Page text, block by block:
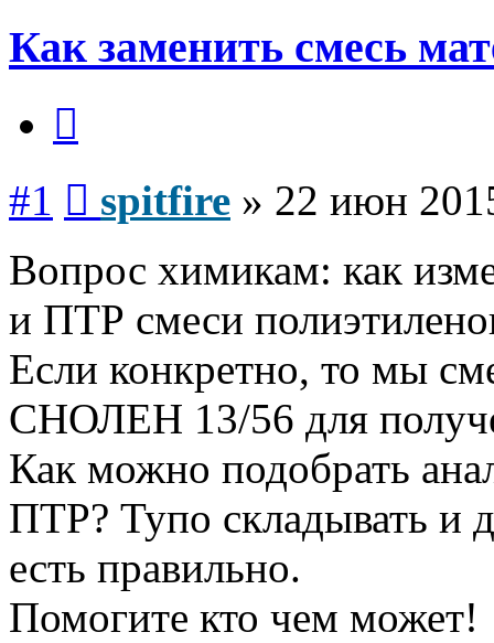
Как заменить смесь
#1 spitfire » 22 июн
Вопрос химикам: как
и ПТР смеси
Если конкретно, то мы
СНОЛЕН 13/56 для
Как можно подобрать
ПТР? Тупо складывать и
есть правильно.
Помогите кто чем может!